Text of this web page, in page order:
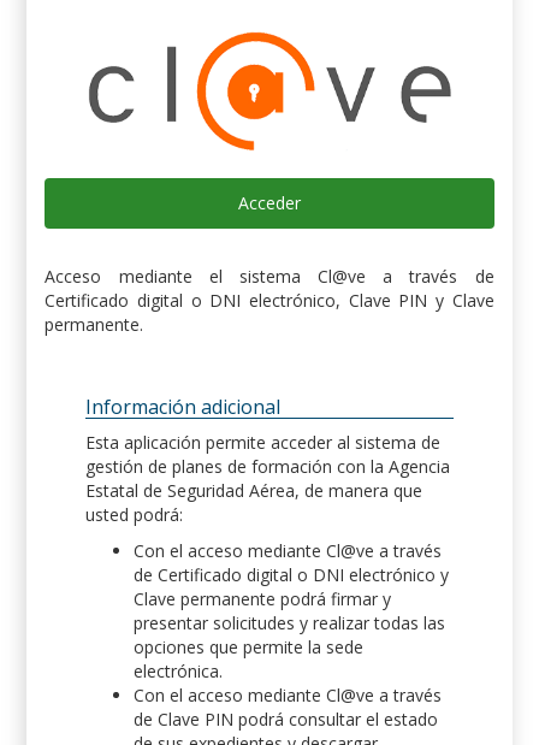
Acceder
Acceso mediante el sistema Cl@ve a través de
Certificado digital o DNI electrónico, Clave PIN y Clave
permanente.
Información adicional
Esta aplicación permite acceder al sistema de
gestión de planes de formación con la Agencia
Estatal de Seguridad Aérea, de manera que
usted podrá:
Con el acceso mediante Cl@ve a través
de Certificado digital o DNI electrónico y
Clave permanente podrá firmar y
presentar solicitudes y realizar todas las
opciones que permite la sede
electrónica.
Con el acceso mediante Cl@ve a través
de Clave PIN podrá consultar el estado